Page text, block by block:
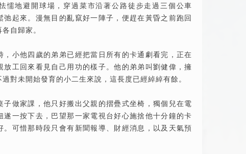
懦地避開球場，穿過菜市沿著公路徒步走過三個公車
弛起來。漫無目的亂竄好一陣子，便趕在黃昏之前跑回
自歸家。
，小他四歲的弟弟已經把當日所有的卡通劇看完，正在
放工回來看見自己用功的樣子。他的弟弟叫劉健偉，擁
對未開始發育的小二生來說，這長度已經綽綽有餘。
子做家課，他只好搬出父親的摺疊式坐椅，獨個兒在電
遂一按下去，巴望那一家電視台好心施捨他十分鐘的卡
。可惜那時段只會有新聞報導、財經消息，以及天氣預